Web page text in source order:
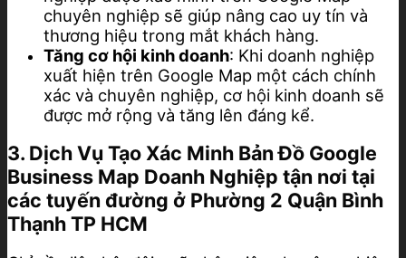
chuyên nghiệp sẽ giúp nâng cao uy tín và
thương hiệu trong mắt khách hàng.
Tăng cơ hội kinh doanh: Khi doanh nghiệp
xuất hiện trên Google Map một cách chính
xác và chuyên nghiệp, cơ hội kinh doanh sẽ
được mở rộng và tăng lên đáng kể.
3. Dịch Vụ Tạo Xác Minh Bản Đồ Google
Business Map Doanh Nghiệp tận nơi tại
các tuyến đường ở Phường 2 Quận Bình
Thạnh TP HCM